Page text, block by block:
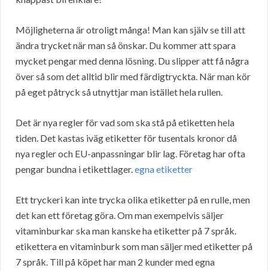
Möjligheterna är otroligt många! Man kan själv se till att
ändra trycket när man så önskar. Du kommer att spara
mycket pengar med denna lösning. Du slipper att få några
över så som det alltid blir med färdigtryckta. När man kör
på eget påtryck så utnyttjar man istället hela rullen.
Det är nya regler för vad som ska stå på etiketten hela
tiden. Det kastas iväg etiketter för tusentals kronor då
nya regler och EU-anpassningar blir lag. Företag har ofta
pengar bundna i etikettlager.egna etiketter
Ett tryckeri kan inte trycka olika etiketter på en rulle, men
det kan ett företag göra. Om man exempelvis säljer
vitaminburkar ska man kanske ha etiketter på 7 språk.
etikettera en vitaminburk som man säljer med etiketter på
7 språk. Till på köpet har man 2 kunder med egna